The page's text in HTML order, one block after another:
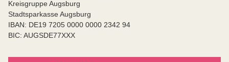
Kreisgruppe Augsburg
Stadtsparkasse Augsburg
IBAN: DE19 7205 0000 0000 2342 94
BIC: AUGSDE77XXX